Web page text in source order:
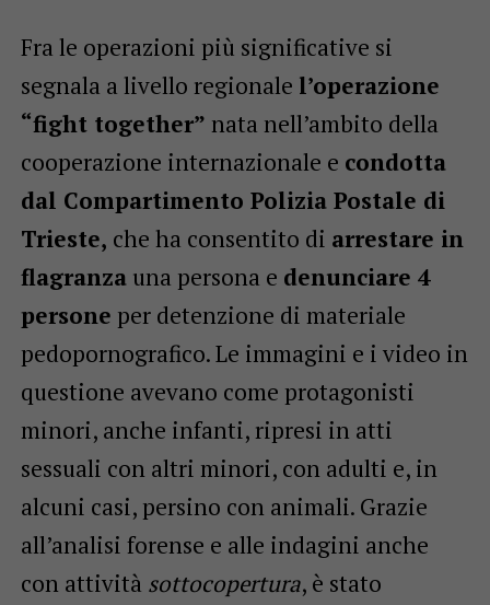
Fra le operazioni più significative si
segnala a livello regionale l’operazione
“fight together” nata nell’ambito della
cooperazione internazionale e condotta
dal Compartimento Polizia Postale di
Trieste, che ha consentito di arrestare in
flagranzauna persona e denunciare 4
persone per detenzione di materiale
pedopornografico. Le immagini e i video in
questione avevano come protagonisti
minori, anche infanti, ripresi in atti
sessuali con altri minori, con adulti e, in
alcuni casi, persino con animali. Grazie
all’analisi forense e alle indagini anche
con attività sottocopertura, è stato